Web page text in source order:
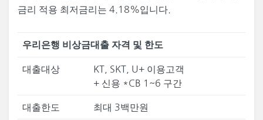
금리 적용 최저금리는 4.18%입니다.
우리은행 비상금대출 자격 및 한도
대출대상
KT, SKT, U+ 이용고객
+ 신용 *CB 1~6 구간
대출한도 최대 3백만원